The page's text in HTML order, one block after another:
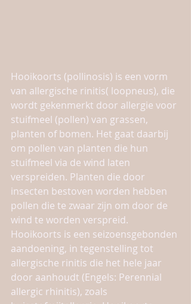
Hooikoorts (pollinosis) is een vorm
van allergische rinitis( loopneus), die
wordt gekenmerkt door allergie voor
stuifmeel (pollen) van grassen,
planten of bomen. Het gaat daarbij
om pollen van planten die hun
stuifmeel via de wind laten
verspreiden. Planten die door
insecten bestoven worden hebben
pollen die te zwaar zijn om door de
wind te worden verspreid.
Hooikoorts is een seizoensgebonden
aandoening, in tegenstelling tot
allergische rinitis die het hele jaar
door aanhoudt (Engels: Perennial
allergic rhinitis), zoals